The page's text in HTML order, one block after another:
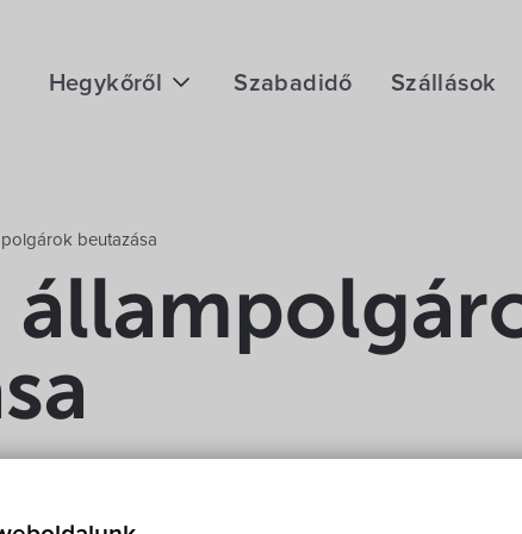
Hegykőről
Éghajlat
Szabadidő Szállások
beutazása